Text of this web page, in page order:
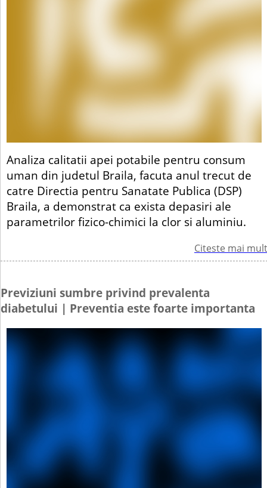
Analiza calitatii apei potabile pentru consum
uman din judetul Braila, facuta anul trecut de
catre Directia pentru Sanatate Publica (DSP)
Braila, a demonstrat ca exista depasiri ale
parametrilor fizico-chimici la clor si aluminiu.
Citeste mai mult
Previziuni sumbre privind prevalenta
diabetului | Preventia este foarte importanta